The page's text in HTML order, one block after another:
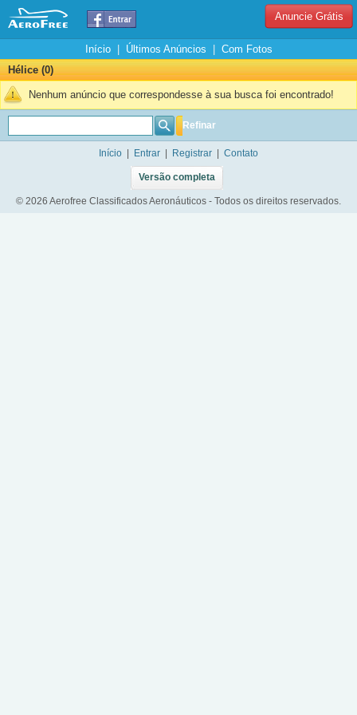
Anuncie Grátis
Início| Últimos Anúncios
Com Fotos
Hélice (0)
Nenhum anúncio que correspondesse à sua busca foi encontrado!
Refinar
Início Entrar Registrar Contato
Versão completa
© 2026 Aerofree Classificados Aeronáuticos - Todos os direitos reservados.